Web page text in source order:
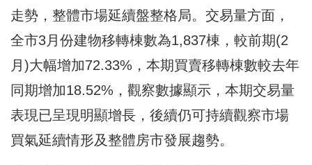
走勢，整體市場延續盤整格局。交易量方面，
全市3月份建物移轉棟數為1,837棟，較前期(2
月)大幅增加72.33%，本期買賣移轉棟數較去年
同期增加18.52%，觀察數據顯示，本期交易量
表現已呈現明顯增長，後續仍可持續觀察市場
買氣延續情形及整體房市發展趨勢。